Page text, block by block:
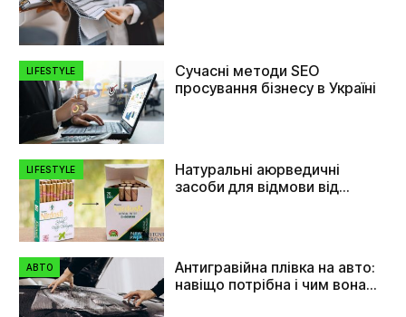
LIFESTYLE
Сучасні методи SEO
просування бізнесу в Україні
LIFESTYLE
Натуральні аюрведичні
засоби для відмови від
АВТО
Антигравійна плівка на авто:
навіщо потрібна і чим вона